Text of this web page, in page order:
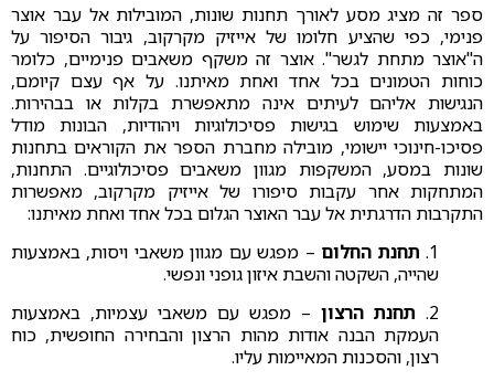
ספר זה מציג מסע לאורך תחנות שונות, המובילות אל עבר אוצר
פנימי, כפי שהציע חלומו של אייזיק מקרקוב, גיבור הסיפור על
ה"אוצר מתחת לגשר". אוצר זה משקף משאבים פנימיים, כלומר
כוחות הטמונים בכל אחד ואחת מאיתנו. על אף עצם קיומם,
הנגישות אליהם לעיתים אינה מתאפשרת בקלות או בבהירות.
באמצעות שימוש בגישות פסיכולוגיות ויהודיות, הבונות מודל
פסיכו-חינוכי יישומי, מובילה מחברת הספר את הקוראים בתחנות
שונות במסע, המשקפות מגוון משאבים פסיכולוגיים. התחנות,
המתחקות אחר עקבות סיפורו של אייזיק מקרקוב, מאפשרות
התקרבות הדרגתית אל עבר האוצר הגלום בכל אחד ואחת מאיתנו:
1. תחנת החלום – מפגש עם מגוון משאבי ויסות, באמצעות
שהייה, השקטה והשבת איזון גופני ונפשי.
2.
תחנת הרצון – מפגש עם משאבי עצמיות, באמצעות
העמקת הבנה אודות מהות הרצון והבחירה החופשית, כוח
רצון, והסכנות המאיימות עליו.